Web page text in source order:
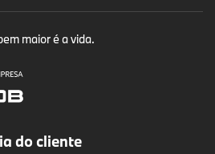
maior é a vida.
do cliente